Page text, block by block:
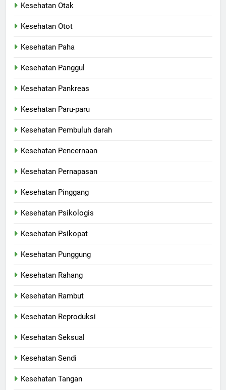
Kesehatan Otak
Kesehatan Otot
Kesehatan Paha
Kesehatan Panggul
Kesehatan Pankreas
Kesehatan Paru-paru
Kesehatan Pembuluh darah
Kesehatan Pencernaan
Kesehatan Pernapasan
Kesehatan Pinggang
Kesehatan Psikologis
Kesehatan Psikopat
Kesehatan Punggung
Kesehatan Rahang
Kesehatan Rambut
Kesehatan Reproduksi
Kesehatan Seksual
Kesehatan Sendi
Kesehatan Tangan